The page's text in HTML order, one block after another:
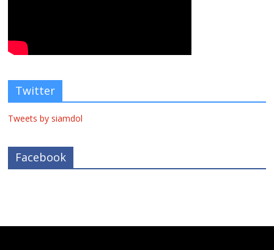
Twitter
Tweets by siamdol
Facebook